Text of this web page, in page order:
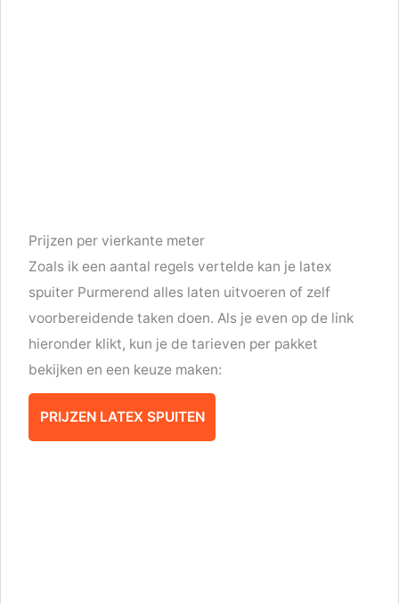
Prijzen per vierkante meter
Zoals ik een aantal regels vertelde kan je latex
spuiter Purmerend alles laten uitvoeren of zelf
voorbereidende taken doen. Als je even op de link
hieronder klikt, kun je de tarieven per pakket
bekijken en een keuze maken:
PRIJZEN LATEX SPUITEN